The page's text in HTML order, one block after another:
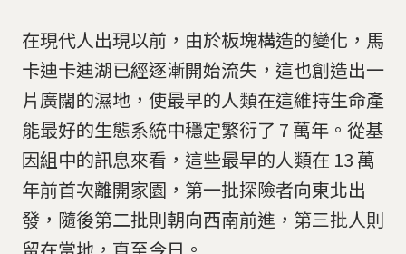
在現代人出現以前，由於板塊構造的變化，馬
卡迪卡迪湖已經逐漸開始流失，這也創造出一
片廣闊的濕地，使最早的人類在這維持生命產
能最好的生態系統中穩定繁衍了 7 萬年。從基
因組中的訊息來看，這些最早的人類在 13 萬
年前首次離開家園，第一批探險者向東北出
發，隨後第二批則朝向西南前進，第三批人則